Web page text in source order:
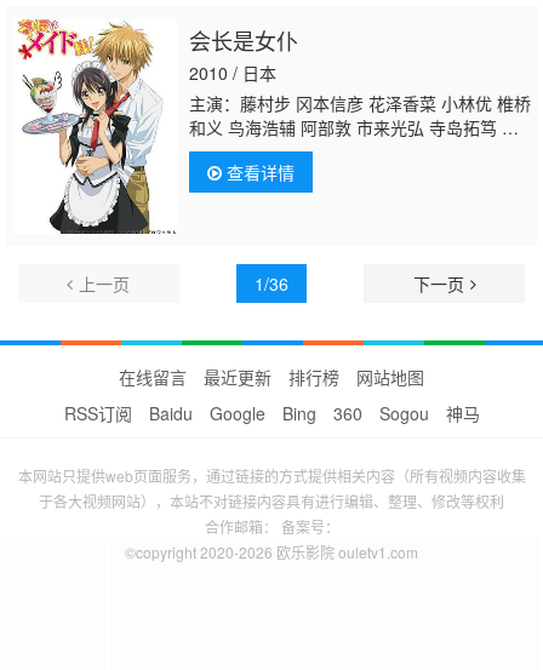
会长是女仆
2010 / 日本
主演：藤村步 冈本信彦 花泽香菜 小林优 椎桥
和义 鸟海浩辅 阿部敦 市来光弘 寺岛拓笃 细
谷佳正 丰崎爱生 阿澄佳奈 植田佳奈 伊濑茉莉
也 五十岚裕美
查看详情
上一页 1/36 下一页
在线留言 最近更新 排行榜
网站地图
RSS订阅
Baidu Google Bing 360 Sogou 神马
本网站只提供web页面服务，通过链接的方式提供相关内容（所有视频内容收集
于各大视频网站），本站不对链接内容具有进行编辑、整理、修改等权利
合作邮箱： 备案号：
©copyright 2020-2026 欧乐影院 ouletv1.com